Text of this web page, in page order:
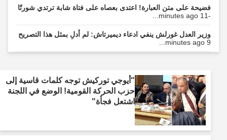
فضيحة على متن العبارة! اعتدى بعصاه على فتاة شابة ترتدي شورتًا
وزير العدل غورلش ينفي ادعاء ديميرتاش: لم أدلِ بمثل هذا التصريح
"أيوجي توركيش توجه كلمات قاسية إلى
حزب الحركة القومية! الوضع في اللجنة
اشتعل فجأة"